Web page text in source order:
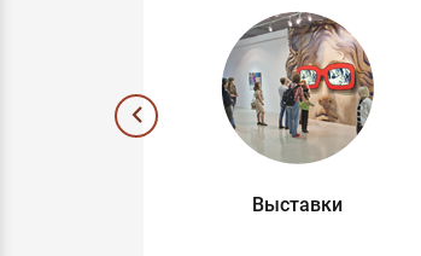
Выставки